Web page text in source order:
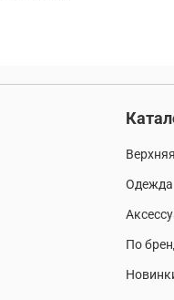
Одежда
По